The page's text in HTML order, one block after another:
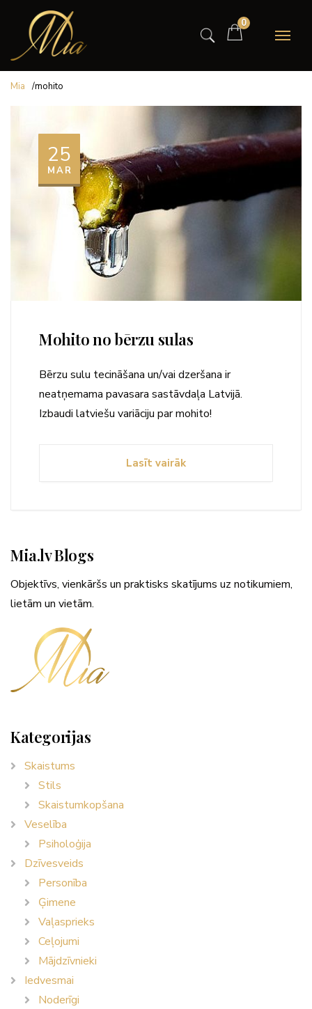
0
Mia /mohito
25
MAR
Mohito no bērzu sulas
Bērzu sulu tecināšana un/vai dzeršana ir
neatņemama pavasara sastāvdaļa Latvijā.
Izbaudi latviešu variāciju par mohito!
Lasīt vairāk
Mia.lv Blogs
Objektīvs, vienkāršs un praktisks skatījums uz notikumiem,
lietām un vietām.
Kategorijas
Skaistums
Stils
Skaistumkopšana
Veselība
Psiholoģija
Dzīvesveids
Personība
Ģimene
Vaļasprieks
Ceļojumi
Mājdzīvnieki
Iedvesmai
Noderīgi